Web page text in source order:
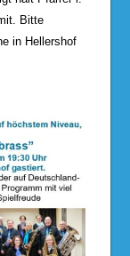
Bitte
in Hellershof